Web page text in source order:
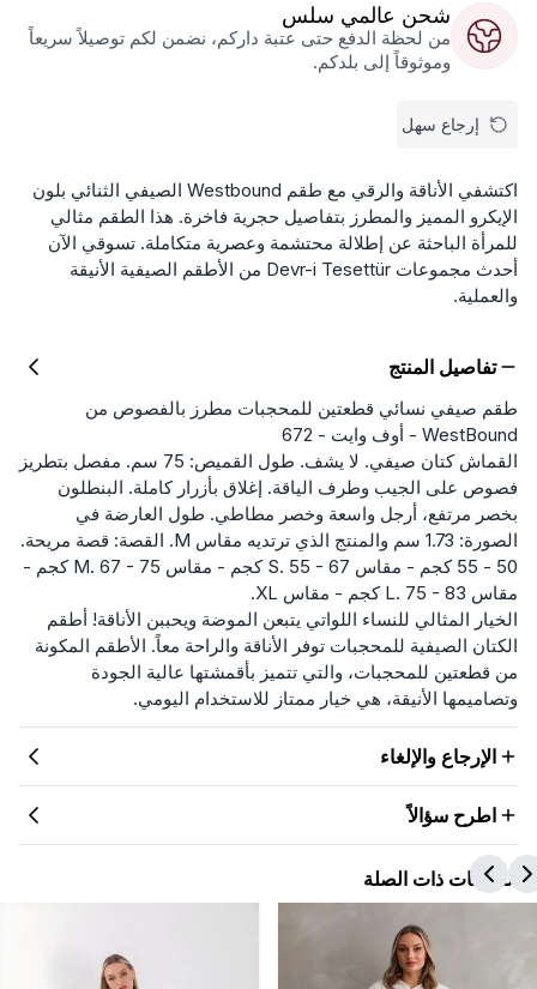
شحن عالمي سلس
من لحظة الدفع حتى عتبة داركم، نضمن لكم توصيلاً سريعاً
وموثوقاً إلى بلدكم.
إرجاع سهل
اكتشفي الأناقة والرقي مع طقم Westbound الصيفي الثنائي بلون
الإيكرو المميز والمطرز بتفاصيل حجرية فاخرة. هذا الطقم مثالي
للمرأة الباحثة عن إطلالة محتشمة وعصرية متكاملة. تسوقي الآن
أحدث مجموعات Devr-i Tesettür من الأطقم الصيفية الأنيقة
والعملية.
تفاصيل المنتج
طقم صيفي نسائي قطعتين للمحجبات مطرز بالفصوص من
WestBound - أوف وايت - 672
القماش كتان صيفي. لا يشف. طول القميص: 75 سم. مفصل بتطريز
فصوص على الجيب وطرف الياقة. إغلاق بأزرار كاملة. البنطلون
بخصر مرتفع، أرجل واسعة وخصر مطاطي. طول العارضة في
الصورة: 1.73 سم والمنتج الذي ترتديه مقاس M. القصة: قصة مريحة.
50 - 55 كجم - مقاس S. 55 - 67 كجم - مقاس M. 67 - 75 كجم -
مقاس L. 75 - 83 كجم - مقاس XL.
الخيار المثالي للنساء اللواتي يتبعن الموضة ويحببن الأناقة! أطقم
الكتان الصيفية للمحجبات توفر الأناقة والراحة معاً. الأطقم المكونة
من قطعتين للمحجبات، والتي تتميز بأقمشتها عالية الجودة
وتصاميمها الأنيقة، هي خيار ممتاز للاستخدام اليومي.
الإرجاع والإلغاء
اطرح سؤالاً
المنتجات ذات الصلة